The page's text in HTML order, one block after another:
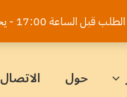
قوالب الكيك قبل 5 أيام
حول الاتصال